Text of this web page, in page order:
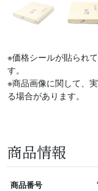
※価格シールが貼られ
す。
※商品画像に関して、
る場合があります。
商品情報
商品番号